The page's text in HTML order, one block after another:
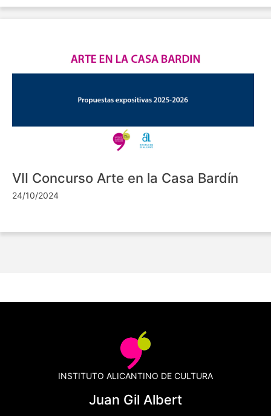
VII Concurso Arte en la Casa Bardín
24/10/2024
INSTITUTO ALICANTINO DE CULTURA
Juan Gil Albert